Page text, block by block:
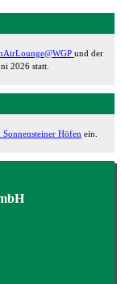
und der
2026 statt.
Höfen ein.